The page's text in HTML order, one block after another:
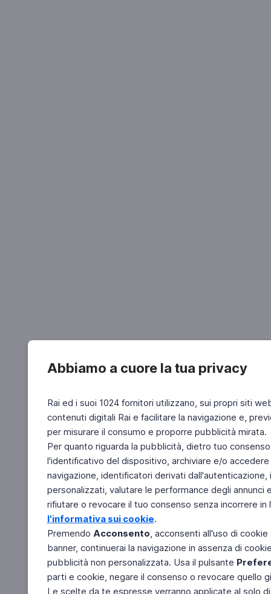
Abbiamo a cuore la tua privacy
Rai ed i suoi 1024 fornitori utilizzano, sui propri siti
contenuti digitali Rai e facilitare la navigazione e,
per misurare il consumo e proporre pubblicità mirata.
Per quanto riguarda la pubblicità, dietro tuo
l'identificativo del dispositivo, archiviare e/o
navigazione, identificatori derivati
personalizzati, valutare le performance degli
rifiutare o revocare il tuo consenso senza incorrere
l'informativa sui cookie.
Premendo Acconsento, acconsenti all'uso di
banner, continuerai la navigazione in assenza di
pubblicità non personalizzata. Usa il pulsante
parti e cookie, negare il consenso o revocare quello
Le scelte da te espresse verranno applicate al solo